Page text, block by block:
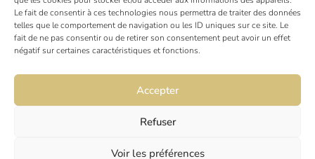
Le fait de consentir à ces technologies nous permettra de traiter des données
telles que le comportement de navigation ou les ID uniques sur ce site. Le
fait de ne pas consentir ou de retirer son consentement peut avoir un effet
négatif sur certaines caractéristiques et fonctions.
Accepter
Refuser
Voir les préférences
AVIS CLIENTS
TOULOUSE